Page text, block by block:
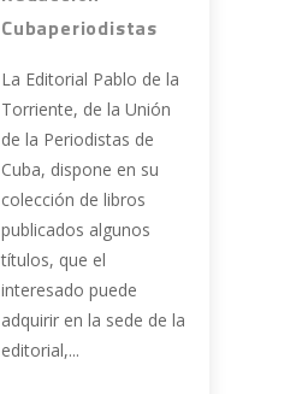
Cubaperiodistas
La Editorial Pablo de la
Torriente, de la Unión
de la Periodistas de
Cuba, dispone en su
colección de libros
publicados algunos
títulos, que el
interesado puede
adquirir en la sede de la
editorial,...